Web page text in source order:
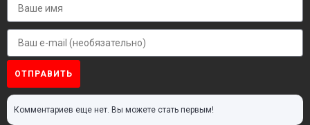
ОТПРАВИТЬ
Комментариев еще нет. Вы можете стать первым!